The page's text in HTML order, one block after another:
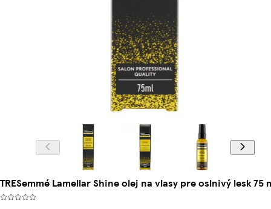
TRESemmé Lamellar Shine olej na vlasy pre oslnivý lesk 75